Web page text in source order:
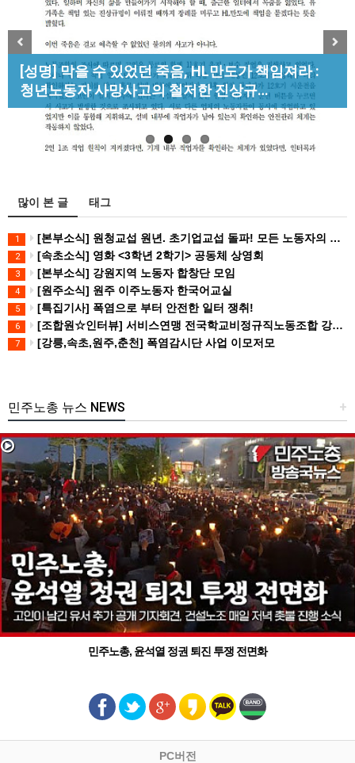
[산별소식] 건설산업연맹 플랜트건설노조 강원충
북지부
[성명] 막을 수 있었던 죽음, HL만도가 책임져라 :
청년노동자 사망사고의 철저한 진상규…
[조합원☆인터뷰] 서비스연맹 전국학교비정규직노
동조합 강원지부 김유미 춘천지회장
[강릉,속초,원주,춘천] 폭염감시단 사업 이모저모
Previous
많이 본 글 태그
1 [본부소식] 원청교섭 원년. 초기업교섭 돌파! 모든 노동자의 노동기본권 쟁취! 민주노총 7.15 총파업대회
2 [속초소식] 영화 <3학년 2학기> 공동체 상영회
3 [본부소식] 강원지역 노동자 합창단 모임
4 [원주소식] 원주 이주노동자 한국어교실
5 [특집기사] 폭염으로 부터 안전한 일터 쟁취!
6 [조합원☆인터뷰] 서비스연맹 전국학교비정규직노동조합 강원지부 김유미 춘천지회장
7 [강릉,속초,원주,춘천] 폭염감시단 사업 이모저모
+
민주노총 뉴스 NEWS
민주노총, 윤석열 정권 퇴진 투쟁 전면화
PC버전